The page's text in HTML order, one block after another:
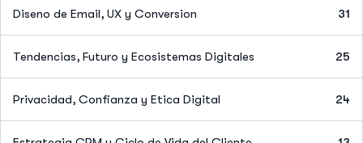
Diseno de Email, UX y Conversion 31
Tendencias, Futuro y Ecosistemas Digitales 25
Privacidad, Confianza y Etica Digital 24